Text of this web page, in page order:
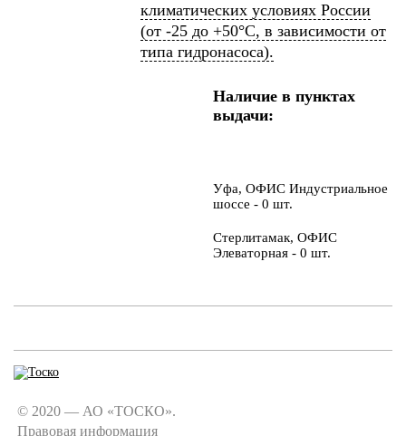
климатических условиях России
(от -25 до +50°С, в зависимости от
типа гидронасоса).
Наличие в пунктах
выдачи:
Уфа, ОФИС Индустриальное
шоссе - 0 шт.
Стерлитамак, ОФИС
Элеваторная - 0 шт.
© 2020 — АО «ТОСКО».
Правовая информация